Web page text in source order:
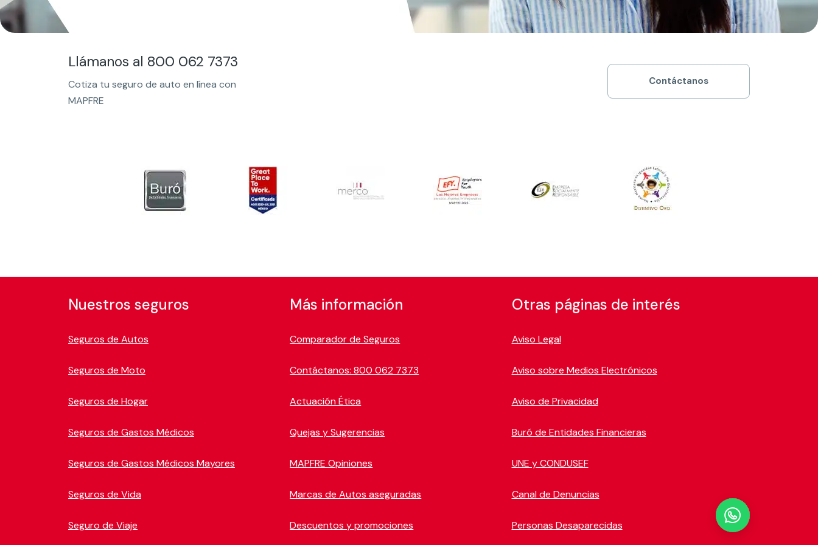
Llámanos al 800 062 7373
Cotiza tu seguro de auto en línea con
MAPFRE
Contáctanos
Nuestros seguros
Seguros de Autos
Seguros de Moto
Seguros de Hogar
Seguros de Gastos Médicos
Seguros de Gastos Médicos Mayores
Seguros de Vida
Seguro de Viaje
Más información
Comparador de Seguros
Contáctanos: 800 062 7373
Actuación Ética
Quejas y Sugerencias
MAPFRE Opiniones
Marcas de Autos aseguradas
Descuentos y promociones
Otras páginas de interés
Aviso Legal
Aviso sobre Medios Electrónicos
Aviso de Privacidad
Buró de Entidades Financieras
UNE y CONDUSEF
Canal de Denuncias
Personas Desaparecidas
